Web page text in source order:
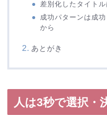
差別化したタイト
成功パターンは成
から
あとがき
人は3秒で選択・